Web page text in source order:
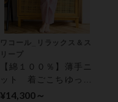
ワコール_リラックス＆ス
リープ
【綿１００％】薄手ニ
ット 着ごこちゆった
り親切設計／グランダ
¥14,300～